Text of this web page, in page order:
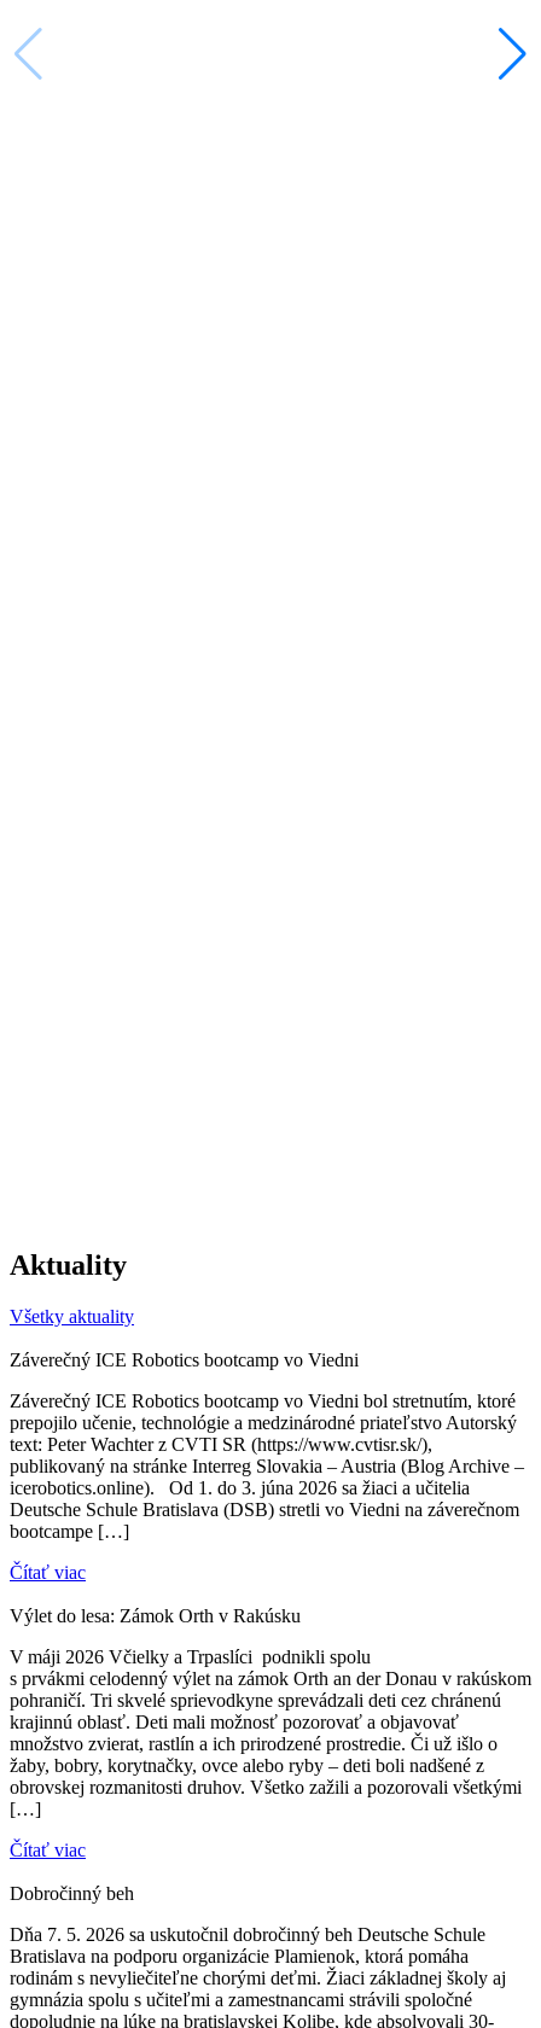
Aktuality
Všetky aktuality
Záverečný ICE Robotics bootcamp vo Viedni
Záverečný ICE Robotics bootcamp vo Viedni bol stretnutím, ktoré
prepojilo učenie, technológie a medzinárodné priateľstvo Autorský
text: Peter Wachter z CVTI SR (https://www.cvtisr.sk/),
publikovaný na stránke Interreg Slovakia – Austria (Blog Archive –
icerobotics.online). Od 1. do 3. júna 2026 sa žiaci a učitelia
Deutsche Schule Bratislava (DSB) stretli vo Viedni na záverečnom
bootcampe […]
Čítať viac
Výlet do lesa: Zámok Orth v Rakúsku
V máji 2026 Včielky a Trpaslíci podnikli spolu
s prvákmi celodenný výlet na zámok Orth an der Donau v rakúskom
pohraničí. Tri skvelé sprievodkyne sprevádzali deti cez chránenú
krajinnú oblasť. Deti mali možnosť pozorovať a objavovať
množstvo zvierat, rastlín a ich prirodzené prostredie. Či už išlo o
žaby, bobry, korytnačky, ovce alebo ryby – deti boli nadšené z
obrovskej rozmanitosti druhov. Všetko zažili a pozorovali všetkými
[…]
Čítať viac
Dobročinný beh
Dňa 7. 5. 2026 sa uskutočnil dobročinný beh Deutsche Schule
Bratislava na podporu organizácie Plamienok, ktorá pomáha
rodinám s nevyliečiteľne chorými deťmi. Žiaci základnej školy aj
gymnázia spolu s učiteľmi a zamestnancami strávili spoločné
dopoludnie na lúke na bratislavskej Kolibe, kde absolvovali 30-